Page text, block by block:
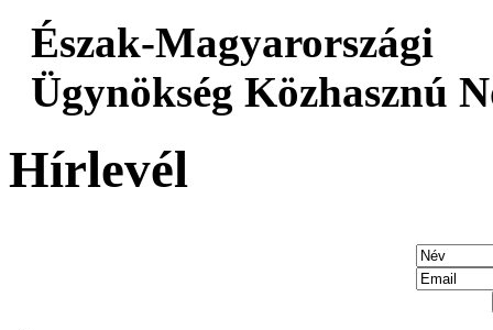
Észak-
Ügynökség Közhasznú
Hírlevél